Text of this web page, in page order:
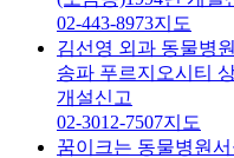
02-443-8973지도
김선영 외과 동물병원
송파 푸르지오시티
개설신고
02-3012-7507지도
꿈이크는 동물병원